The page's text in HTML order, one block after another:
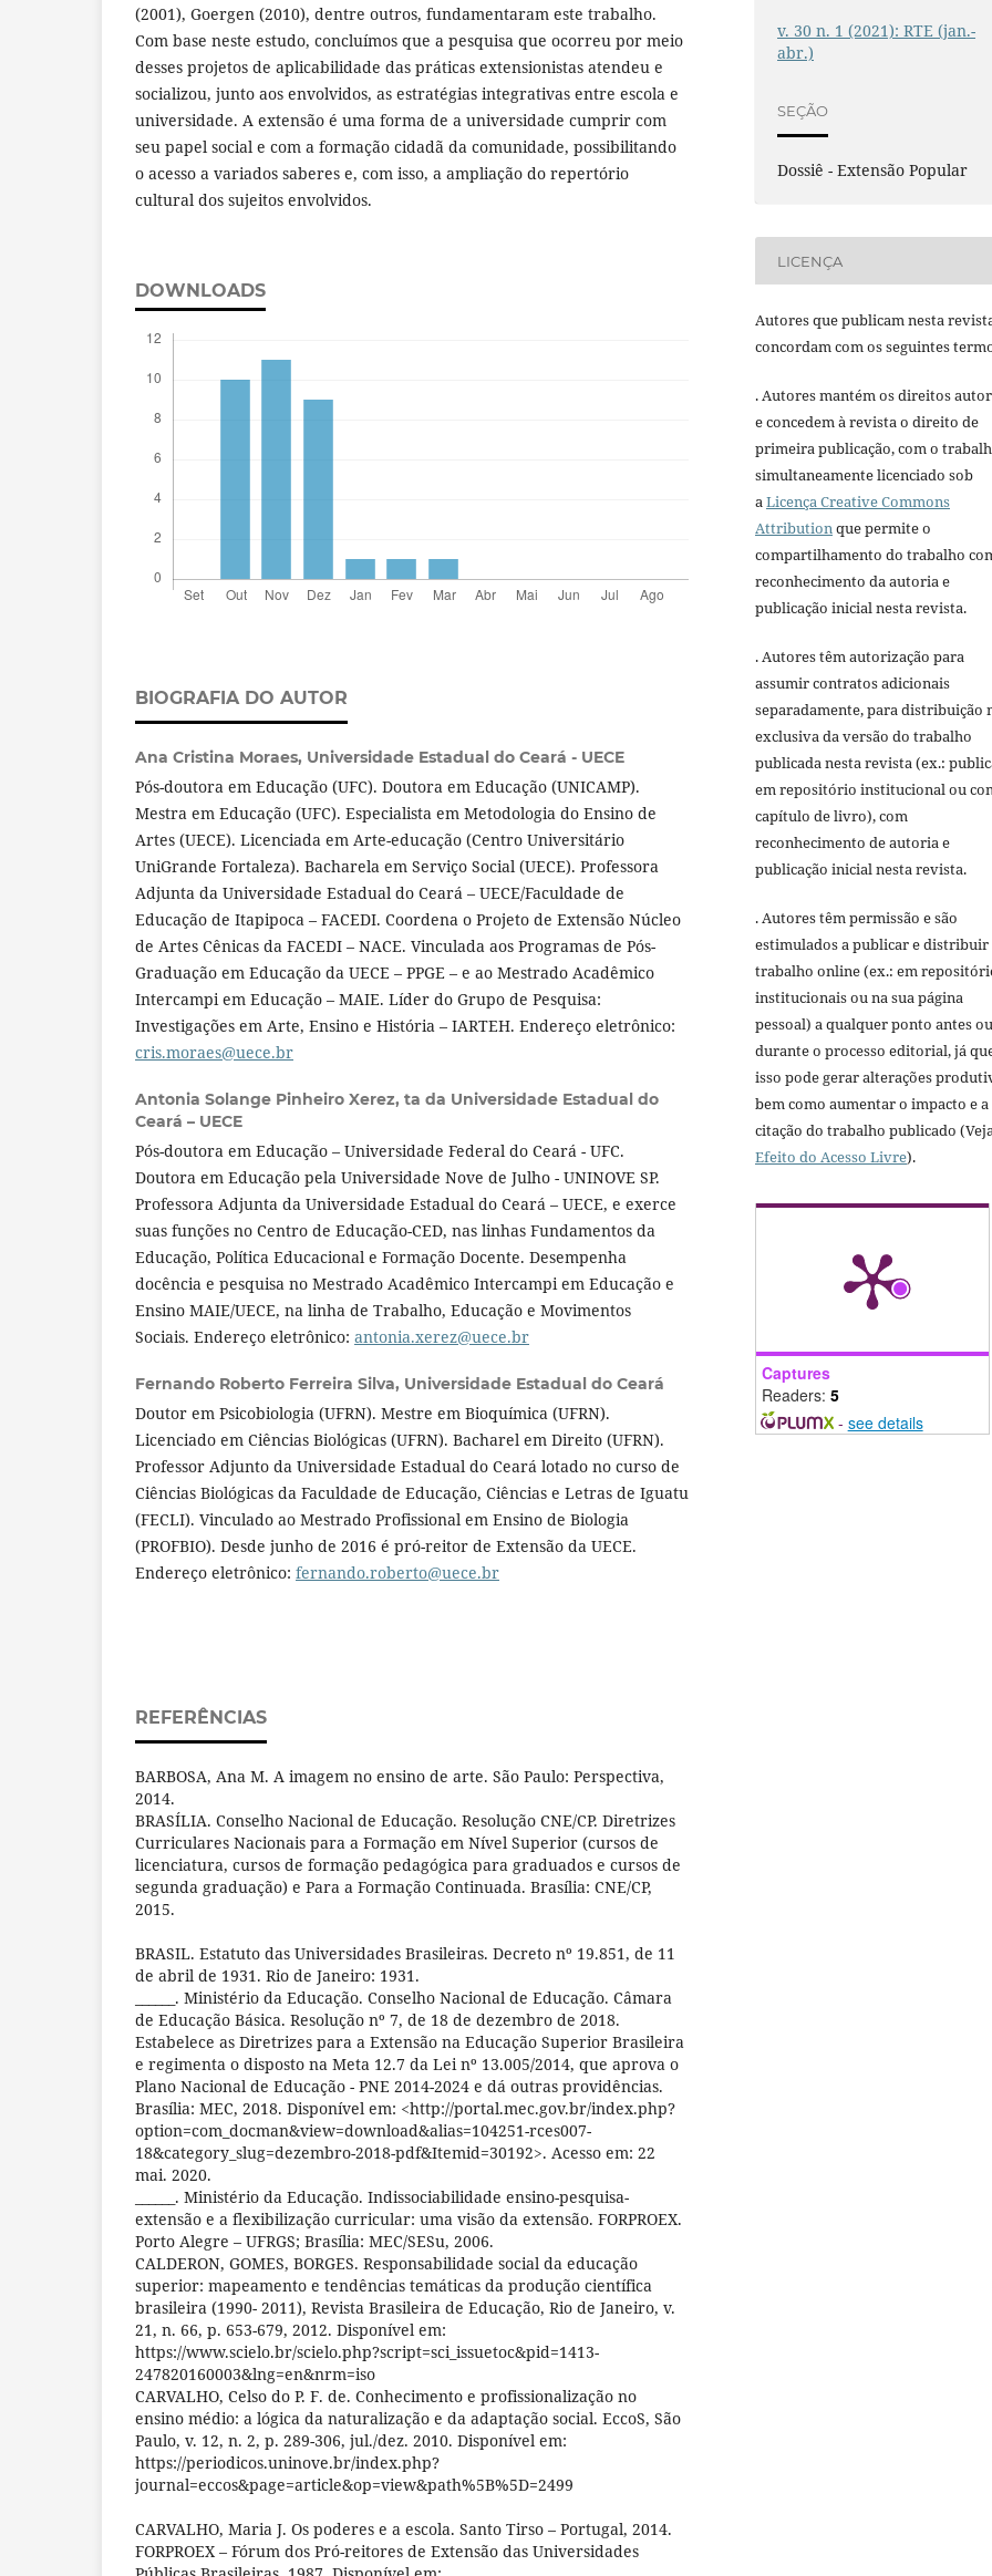
(2001), Goergen (2010), dentre outros, fundamentaram este trabalho.
Com base neste estudo, concluímos que a pesquisa que ocorreu por meio
desses projetos de aplicabilidade das práticas extensionistas atendeu e
socializou, junto aos envolvidos, as estratégias integrativas entre escola e
universidade. A extensão é uma forma de a universidade cumprir com
seu papel social e com a formação cidadã da comunidade, possibilitando
o acesso a variados saberes e, com isso, a ampliação do repertório
cultural dos sujeitos envolvidos.
DOWNLOADS
BIOGRAFIA DO AUTOR
Ana Cristina Moraes, Universidade Estadual do Ceará - UECE
Pós-doutora em Educação (UFC). Doutora em Educação (UNICAMP).
Mestra em Educação (UFC). Especialista em Metodologia do Ensino de
Artes (UECE). Licenciada em Arte-educação (Centro Universitário
UniGrande Fortaleza). Bacharela em Serviço Social (UECE). Professora
Adjunta da Universidade Estadual do Ceará – UECE/Faculdade de
Educação de Itapipoca – FACEDI. Coordena o Projeto de Extensão Núcleo
de Artes Cênicas da FACEDI – NACE. Vinculada aos Programas de Pós-
Graduação em Educação da UECE – PPGE – e ao Mestrado Acadêmico
Intercampi em Educação – MAIE. Líder do Grupo de Pesquisa:
Investigações em Arte, Ensino e História – IARTEH. Endereço eletrônico:
cris.moraes@uece.br
Antonia Solange Pinheiro Xerez, ta da Universidade Estadual do
Ceará – UECE
Pós-doutora em Educação – Universidade Federal do Ceará - UFC.
Doutora em Educação pela Universidade Nove de Julho - UNINOVE SP.
Professora Adjunta da Universidade Estadual do Ceará – UECE, e exerce
suas funções no Centro de Educação-CED, nas linhas Fundamentos da
Educação, Política Educacional e Formação Docente. Desempenha
docência e pesquisa no Mestrado Acadêmico Intercampi em Educação e
Ensino MAIE/UECE, na linha de Trabalho, Educação e Movimentos
Sociais. Endereço eletrônico: antonia.xerez@uece.br
Fernando Roberto Ferreira Silva, Universidade Estadual do Ceará
Doutor em Psicobiologia (UFRN). Mestre em Bioquímica (UFRN).
Licenciado em Ciências Biológicas (UFRN). Bacharel em Direito (UFRN).
Professor Adjunto da Universidade Estadual do Ceará lotado no curso de
Ciências Biológicas da Faculdade de Educação, Ciências e Letras de Iguatu
(FECLI). Vinculado ao Mestrado Profissional em Ensino de Biologia
(PROFBIO). Desde junho de 2016 é pró-reitor de Extensão da UECE.
Endereço eletrônico: fernando.roberto@uece.br
REFERÊNCIAS
BARBOSA, Ana M. A imagem no ensino de arte. São Paulo: Perspectiva,
2014.
BRASÍLIA. Conselho Nacional de Educação. Resolução CNE/CP. Diretrizes
Curriculares Nacionais para a Formação em Nível Superior (cursos de
licenciatura, cursos de formação pedagógica para graduados e cursos de
segunda graduação) e Para a Formação Continuada. Brasília: CNE/CP,
2015.
BRASIL. Estatuto das Universidades Brasileiras. Decreto nº 19.851, de 11
de abril de 1931. Rio de Janeiro: 1931.
______. Ministério da Educação. Conselho Nacional de Educação. Câmara
de Educação Básica. Resolução nº 7, de 18 de dezembro de 2018.
Estabelece as Diretrizes para a Extensão na Educação Superior Brasileira
e regimenta o disposto na Meta 12.7 da Lei nº 13.005/2014, que aprova o
Plano Nacional de Educação - PNE 2014-2024 e dá outras providências.
Brasília: MEC, 2018. Disponível em: <http://portal.mec.gov.br/index.php?
option=com_docman&view=download&alias=104251-rces007-
18&category_slug=dezembro-2018-pdf&Itemid=30192>. Acesso em: 22
mai. 2020.
______. Ministério da Educação. Indissociabilidade ensino-pesquisa-
extensão e a flexibilização curricular: uma visão da extensão. FORPROEX.
Porto Alegre – UFRGS; Brasília: MEC/SESu, 2006.
CALDERON, GOMES, BORGES. Responsabilidade social da educação
superior: mapeamento e tendências temáticas da produção científica
brasileira (1990- 2011), Revista Brasileira de Educação, Rio de Janeiro, v.
21, n. 66, p. 653-679, 2012. Disponível em:
https://www.scielo.br/scielo.php?script=sci_issuetoc&pid=1413-
247820160003&lng=en&nrm=iso
CARVALHO, Celso do P. F. de. Conhecimento e profissionalização no
ensino médio: a lógica da naturalização e da adaptação social. EccoS, São
Paulo, v. 12, n. 2, p. 289-306, jul./dez. 2010. Disponível em:
https://periodicos.uninove.br/index.php?
journal=eccos&page=article&op=view&path%5B%5D=2499
CARVALHO, Maria J. Os poderes e a escola. Santo Tirso – Portugal, 2014.
FORPROEX – Fórum dos Pró-reitores de Extensão das Universidades
v. 30 n. 1 (2021): RTE (jan.-
abr.)
SEÇÃO
Dossiê - Extensão Popular
LICENÇA
Autores que publicam nesta
concordam com os seguintes
. Autores mantém os direitos
e concedem à revista o direito de
primeira publicação, com o
simultaneamente licenciado sob
aLicença Creative Commons
Attributionque permite o
compartilhamento do trabalho
reconhecimento da autoria e
publicação inicial nesta revista.
. Autores têm autorização para
assumir contratos adicionais
separadamente, para distribuição
exclusiva da versão do trabalho
publicada nesta revista (ex.:
em repositório institucional ou
capítulo de livro), com
reconhecimento de autoria e
publicação inicial nesta revista.
. Autores têm permissão e são
estimulados a publicar e distribuir
trabalho online (ex.: em
institucionais ou na sua página
pessoal) a qualquer ponto antes ou
durante o processo editorial, já
isso pode gerar alterações
bem como aumentar o impacto e a
citação do trabalho publicado
Efeito do Acesso Livre).
Captures
Readers: 5
- see details